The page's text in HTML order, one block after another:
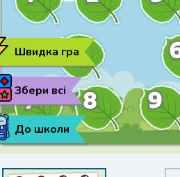
До школи
Збери всі
Швидка гра